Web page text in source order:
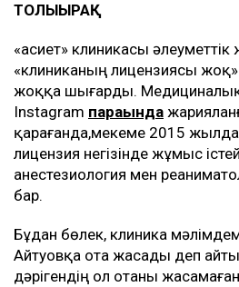
ТОЛЫҒЫРАҚ
«Қасиет» клиникасы әлеуметтік
«клиниканың лицензиясы
жоққа шығарды.
Instagram парағында
қарағанда,мекеме 2015
лицензия негізінде жұмыс
анестезиология мен
бар.
Бұдан бөлек, клиника
Айтуовқа ота жасады деп
дәрігендің ол отаны